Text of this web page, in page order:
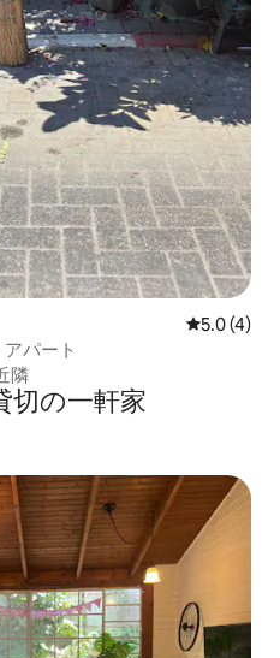
レビュー4
5.0 (4)
パート
隣
切の一軒家